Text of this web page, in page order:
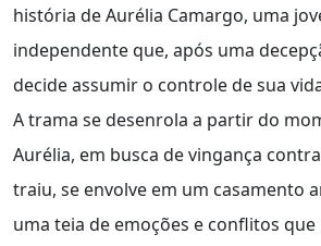
história de Aurélia Camargo, uma
independente que, após uma
decide assumir o controle de sua
A trama se desenrola a partir do
Aurélia, em busca de vingança
traiu, se envolve em um casamento
uma teia de emoções e conflitos que